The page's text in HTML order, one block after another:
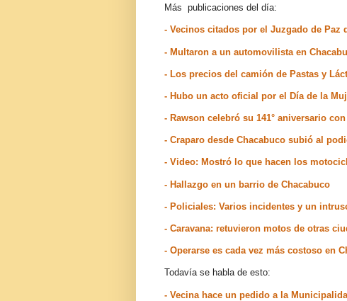
Más publicaciones del día:
- Vecinos citados por el Juzgado de Paz
- Multaron a un automovilista en
- Los precios del camión de Pastas y
- Hubo un acto oficial por el Día de la
- Rawson celebró su 141° aniversario
- Craparo desde Chacabuco subió al
- Video: Mostró lo que hacen los
- Hallazgo en un barrio de Chacabuco
- Policiales: Varios incidentes y un
- Caravana: retuvieron motos de otras
- Operarse es cada vez más costoso en
Todavía se habla de esto:
- Vecina hace un pedido a la